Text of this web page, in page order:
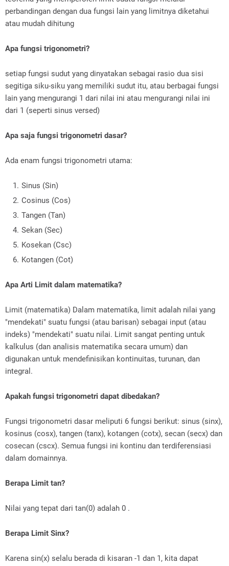
perbandingan dengan dua fungsi lain yang limitnya diketahui
atau mudah dihitung
Apa fungsi trigonometri?
setiap fungsi sudut yang dinyatakan sebagai rasio dua sisi
segitiga siku-siku yang memiliki sudut itu, atau berbagai fungsi
lain yang mengurangi 1 dari nilai ini atau mengurangi nilai ini
dari 1 (seperti sinus versed)
Apa saja fungsi trigonometri dasar?
Ada enam fungsi trigonometri utama:
Sinus (Sin)
Cosinus (Cos)
Tangen (Tan)
Sekan (Sec)
Kosekan (Csc)
Kotangen (Cot)
Apa Arti Limit dalam matematika?
Limit (matematika) Dalam matematika, limit adalah nilai yang
"mendekati" suatu fungsi (atau barisan) sebagai input (atau
indeks) "mendekati" suatu nilai. Limit sangat penting untuk
kalkulus (dan analisis matematika secara umum) dan
digunakan untuk mendefinisikan kontinuitas, turunan, dan
integral.
Apakah fungsi trigonometri dapat dibedakan?
Fungsi trigonometri dasar meliputi 6 fungsi berikut: sinus (sinx),
kosinus (cosx), tangen (tanx), kotangen (cotx), secan (secx) dan
cosecan (cscx). Semua fungsi ini kontinu dan terdiferensiasi
dalam domainnya.
Berapa Limit tan?
Nilai yang tepat dari tan(0) adalah 0 .
Berapa Limit Sinx?
Karena sin(x) selalu berada di kisaran -1 dan 1, kita dapat